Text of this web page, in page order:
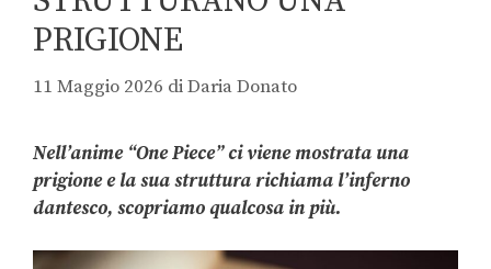
PRIGIONE
11 Maggio 2026 diDaria Donato
Nell’anime “One Piece” ci viene mostrata una
prigione e la sua struttura richiama l’inferno
dantesco, scopriamo qualcosa in più.